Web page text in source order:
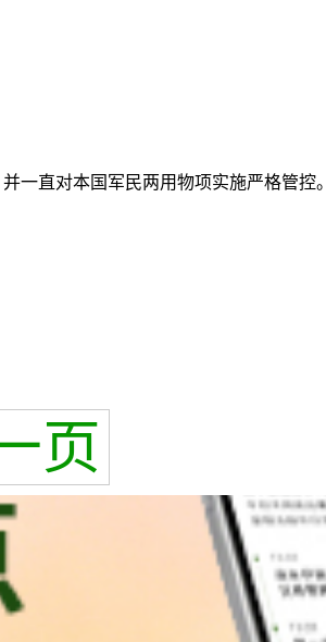
一直对本国军民两用物项实施严格管控。
页